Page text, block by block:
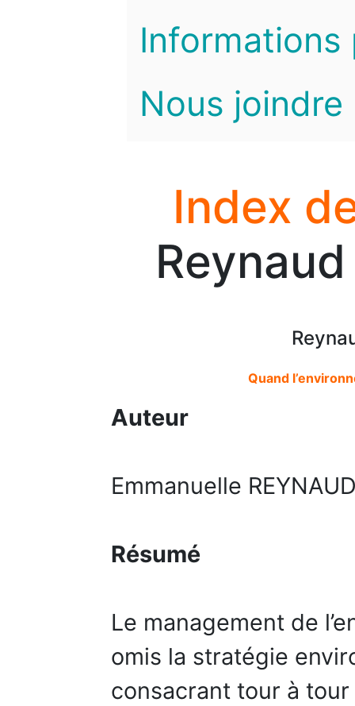
Informations
Nous joindre
Index
Quand
Auteur
Emmanuelle
Résumé
Le management de
omis la stratégie
consacrant tour à